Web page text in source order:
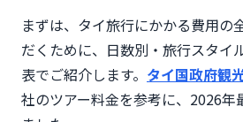
チェンマイ（旧市街/ニマンヘ
パタヤ・アユタヤ・クラビの
【費用内訳③】食費・交通費・
用目安
まずは、タイ旅行にかかる費用の
だくために、日数別・旅行スタイ
表でご紹介します。 タイ国政府観
社のツアー料金を参考に、2026年